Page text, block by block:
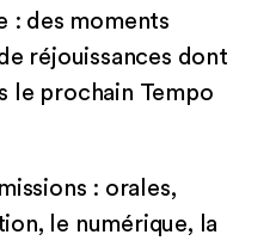
: des moments
réjouissances dont
le prochain Tempo
: orales,
le numérique, la